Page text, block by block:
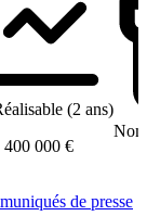
de presse
(2 ans)
400 000 €